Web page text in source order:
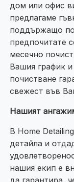
дом или офис
предлагаме
поддържащо
предпочитате
месечно
Вашия график
почистване
свежест във
Нашият
В Home
детайла и
нашия екип е